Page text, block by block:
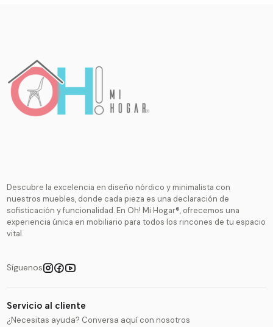
Descubre la excelencia en diseño nórdico y minimalista con
nuestros muebles, donde cada pieza es una declaración de
sofisticación y funcionalidad. En Oh! Mi Hogar®, ofrecemos una
experiencia única en mobiliario para todos los rincones de tu espacio
vital.
Síguenos
Servicio al cliente
¿Necesitas ayuda? Conversa aquí con nosotros